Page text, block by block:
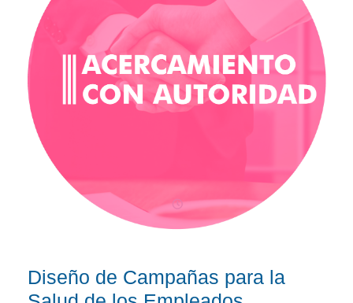
Diseño de Campañas para la